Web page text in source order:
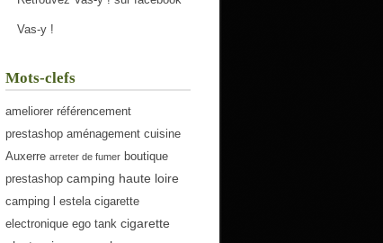
Vas-y !
Mots-clefs
ameliorer référencement
prestashop aménagement cuisine
Auxerre arreter de fumer boutique
prestashop camping haute loire
camping l estela cigarette
electronique ego tank cigarette